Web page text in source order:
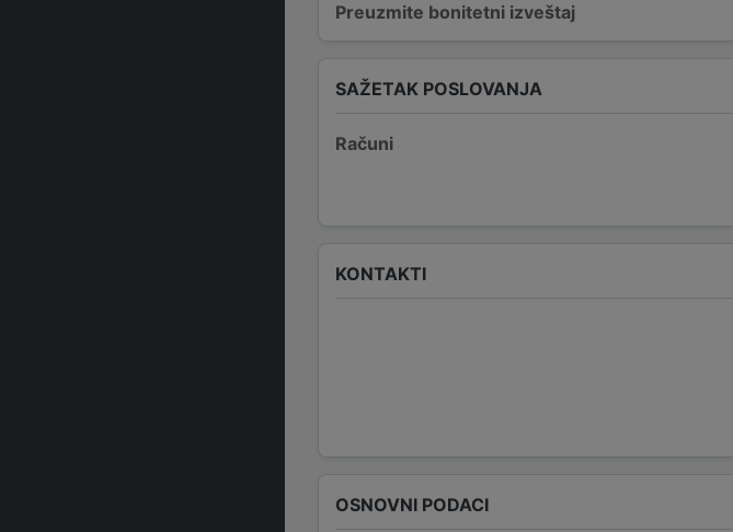
Preuzmite bonitetni izveštaj
SAŽETAK POSLOVANJA
Računi
KONTAKTI
OSNOVNI PODACI